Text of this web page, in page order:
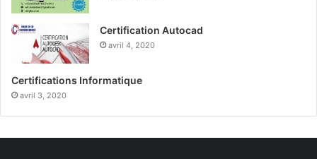
Certification Autocad
avril 4, 2020
Certifications Informatique
avril 3, 2020